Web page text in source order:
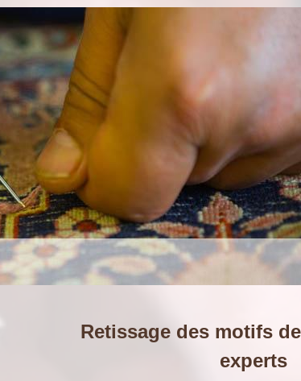
Retissage des motifs
experts